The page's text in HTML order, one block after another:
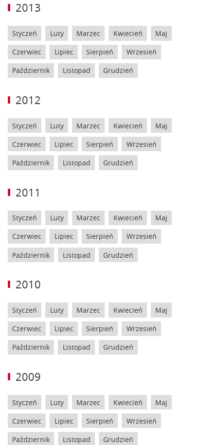
2013
Styczeń Luty Marzec Kwiecień Maj
Czerwiec Lipiec Sierpień Wrzesień
Październik Listopad Grudzień
2012
Styczeń Luty Marzec Kwiecień Maj
Czerwiec Lipiec Sierpień Wrzesień
Październik Listopad Grudzień
2011
Styczeń Luty Marzec Kwiecień Maj
Czerwiec Lipiec Sierpień Wrzesień
Październik Listopad Grudzień
2010
Styczeń Luty Marzec Kwiecień Maj
Czerwiec Lipiec Sierpień Wrzesień
Październik Listopad Grudzień
2009
Styczeń Luty Marzec Kwiecień Maj
Czerwiec Lipiec Sierpień Wrzesień
Październik Listopad Grudzień